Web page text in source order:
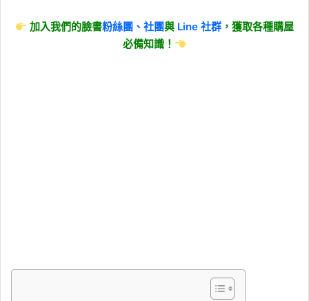
加入我們的臉書粉絲團、社團與 Line社群 ，獲取各種購屋
必備知識！